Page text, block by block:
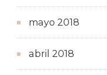
mayo 2018
abril 2018